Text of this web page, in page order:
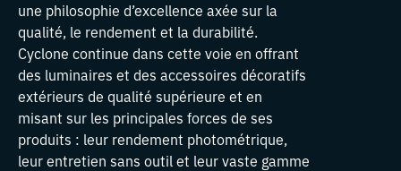
une philosophie d’excellence axée sur la
qualité, le rendement et la durabilité.
Cyclone continue dans cette voie en offrant
des luminaires et des accessoires décoratifs
extérieurs de qualité supérieure et en
misant sur les principales forces de ses
produits : leur rendement photométrique,
leur entretien sans outil et leur vaste gamme